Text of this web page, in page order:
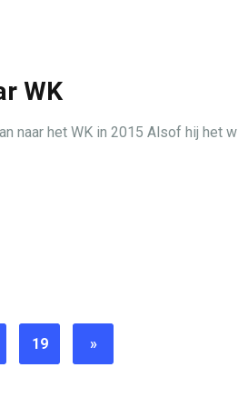
WK
naar het WK in 2015 Alsof hij het
19 »